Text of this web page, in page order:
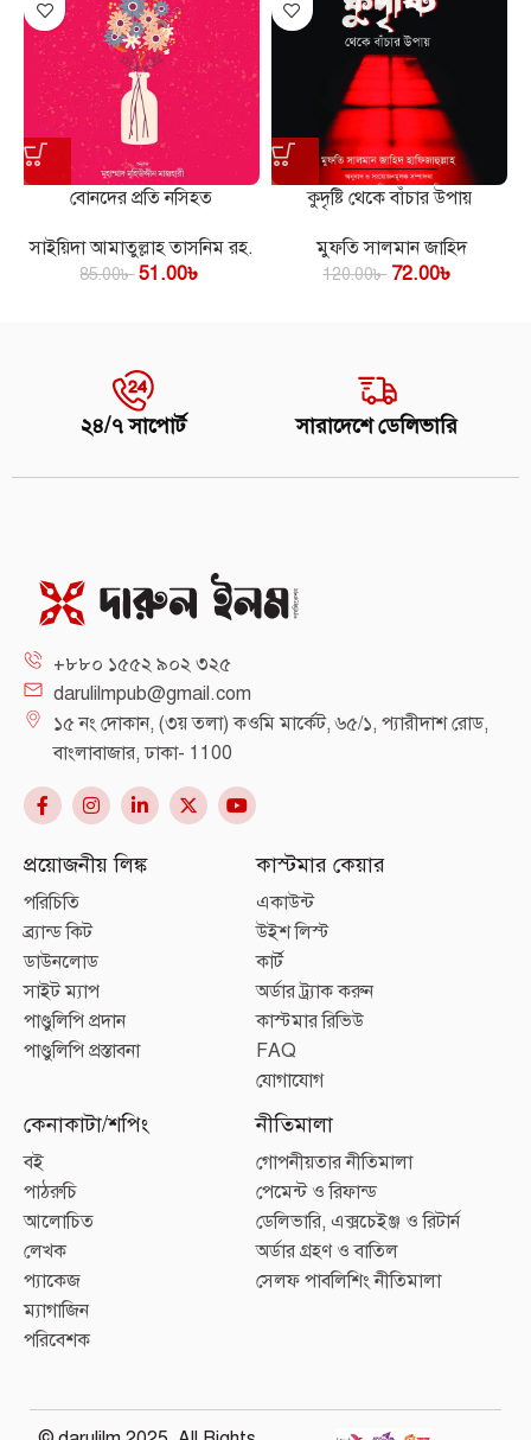
বোনদের প্রতি নসিহত
সাইয়িদা আমাতুল্লাহ তাসনিম রহ.
85.00৳ 51.00৳
কুদৃষ্টি থেকে বাঁচার উপায়
মুফতি সালমান জাহিদ
120.00৳ 72.00৳
২৪/৭ সাপোর্ট সারাদেশে ডেলিভারি
+৮৮০ ১৫৫২ ৯০২ ৩২৫
darulilmpub@gmail.com
১৫ নং দোকান, (৩য় তলা) কওমি মার্কেট, ৬৫/১, প্যারীদাশ রোড,
বাংলাবাজার, ঢাকা- 1100
প্রয়োজনীয় লিঙ্ক
পরিচিতি
ব্র্যান্ড কিট
ডাউনলোড
সাইট ম্যাপ
পাণ্ডুলিপি প্রদান
পাণ্ডুলিপি প্রস্তাবনা
কাস্টমার কেয়ার
একাউন্ট
উইশ লিস্ট
কার্ট
অর্ডার ট্র্যাক করুন
কাস্টমার রিভিউ
FAQ
যোগাযোগ
কেনাকাটা/শপিং
বই
পাঠরুচি
আলোচিত
লেখক
প্যাকেজ
ম্যাগাজিন
পরিবেশক
নীতিমালা
গোপনীয়তার নীতিমালা
পেমেন্ট ও রিফান্ড
ডেলিভারি, এক্সচেইঞ্জ ও রিটার্ন
অর্ডার গ্রহণ ও বাতিল
সেলফ পাবলিশিং নীতিমালা